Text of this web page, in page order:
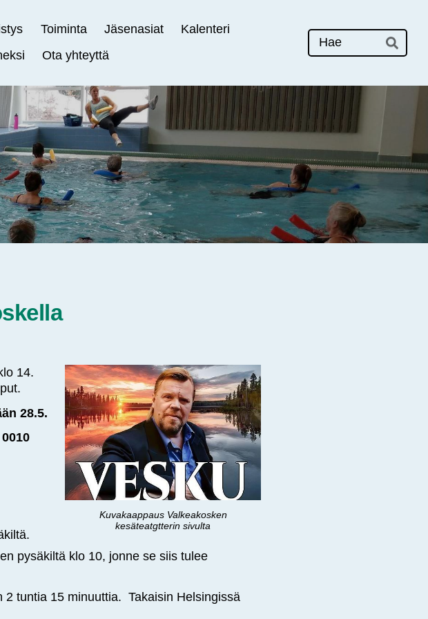
Toiminta Jäsenasiat
Kalenteri
Ota yhteyttä
Hae
14.
28.5.
Kuvakaappaus Valkeakosken
kesäteatgtterin sivulta
pysäkiltä klo 10, jonne se siis tulee
tuntia 15 minuuttia. Takaisin Helsingissä